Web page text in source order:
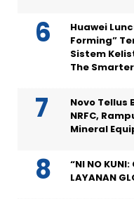
Huawei
Forming”
Sistem
The Smarter
Novo Tellus
NRFC,
Mineral
“NI NO KUNI:
LAYANAN